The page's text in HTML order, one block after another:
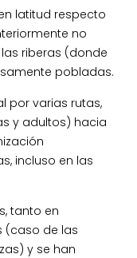
latitud respecto
no
riberas (donde
pobladas.
por varias rutas,
y adultos) hacia
incluso en las
tanto en
(caso de las
y se han